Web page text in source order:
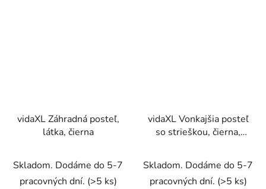
vidaXL Záhradná posteľ,
látka, čierna
Skladom. Dodáme do 5-7
pracovných dní. (>5 ks)
vidaXL Vonkajšia posteľ
so strieškou, čierna,
Skladom. Dodáme do 5-7
pracovných dní. (>5 ks)